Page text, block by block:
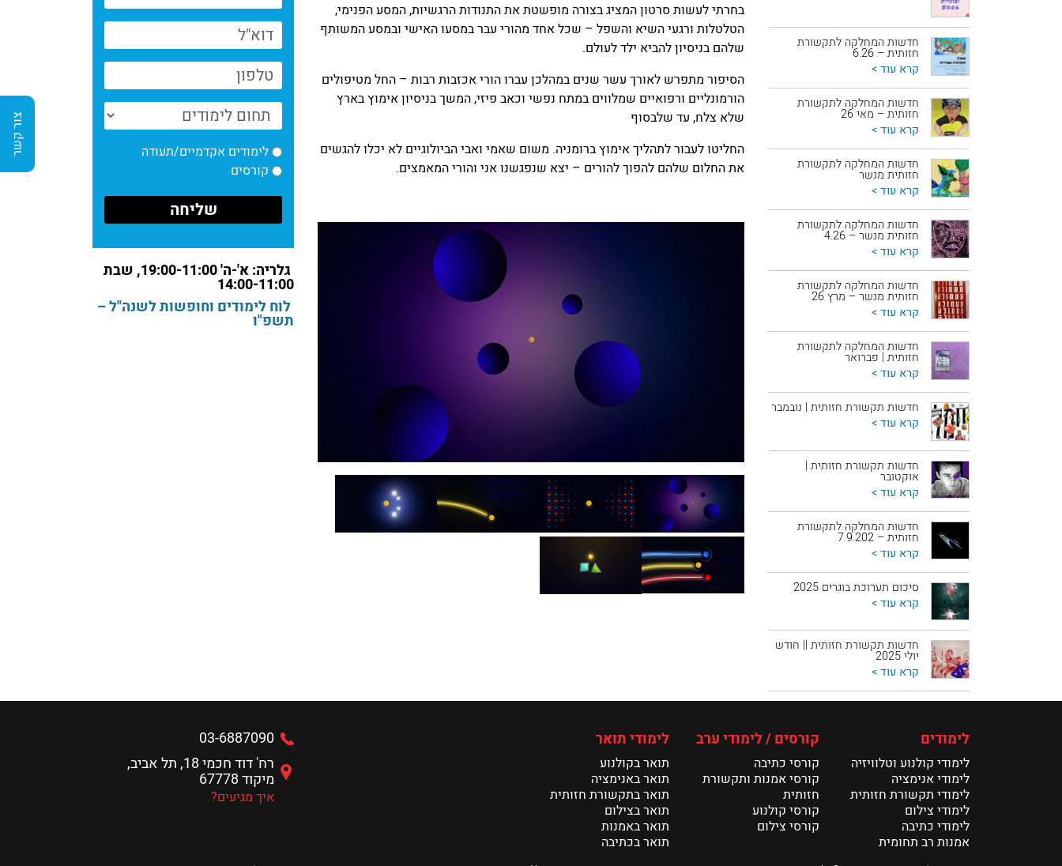
צור קשר
בחרתי לעשות סרטון המציג בצורה מופשטת את התנודות הרגשיות, המסע הפנימי,
הטלטלות ורגעי השיא והשפל – שכל אחד מהורי עבר במסעו האישי ובמסע המשותף
שלהם בניסיון להביא ילד לעולם.
הסיפור מתפרש לאורך עשר שנים במהלכן עברו הורי אכזבות רבות – החל מטיפולים
הורמונליים ורפואיים שמלווים במתח נפשי וכאב פיזי, המשך בניסיון אימוץ בארץ
שלא צלח, עד שלבסוף
החליטו לעבור לתהליך אימוץ ברומניה. משום שאמי ואבי הביולוגיים לא יכלו להגשים
את החלום שלהם להפוך להורים – יצא שנפגשנו אני והורי המאמצים.
חדשות המחלקה לתקשורת
חזותית – 6.26
קרא עוד >
חדשות המחלקה לתקשורת
חזותית – מאי 26
קרא עוד >
חדשות המחלקה לתקשורת
חזותית מנשר
קרא עוד >
חדשות המחלקה לתקשורת
חזותית מנשר – 4.26
קרא עוד >
חדשות המחלקה לתקשורת
חזותית מנשר – מרץ 26
קרא עוד >
חדשות המחלקה לתקשורת
חזותית | פברואר
קרא עוד >
חדשות תקשורת חזותית | נובמבר
קרא עוד >
חדשות תקשורת חזותית |
אוקטובר
קרא עוד >
חדשות המחלקה לתקשורת
חזותית – 7.9.202
קרא עוד >
סיכום תערוכת בוגרים 2025
קרא עוד >
חדשות תקשורת חזותית || חודש
יולי 2025
קרא עוד >
לימודים אקדמיים/תעודה
קורסים
גלריה: א'-ה' 19:00-11:00, שבת
14:00-11:00
לוח לימודים וחופשות לשנה"ל –
תשפ"ו
לימודים
לימודי קולנוע וטלוויזיה
לימודי אנימציה
לימודי תקשורת חזותית
לימודי צילום
לימודי כתיבה
אמנות רב תחומית
קורסים / לימודי ערב
קורסי כתיבה
קורסי אמנות ותקשורת
חזותית
קורסי קולנוע
קורסי צילום
לימודי תואר
תואר בקולנוע
תואר באנימציה
תואר בתקשורת חזותית
תואר בצילום
תואר באמנות
תואר בכתיבה
03-6887090
רח' דוד חכמי 18, תל אביב,
מיקוד 67778
איך מגיעים?